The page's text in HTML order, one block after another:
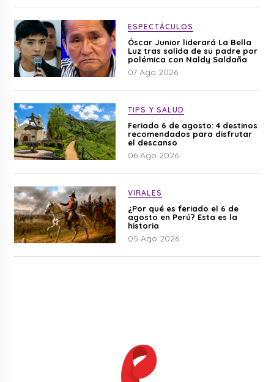
ESPECTÁCULOS
Óscar Junior liderará La Bella
Luz tras salida de su padre por
polémica con Naldy Saldaña
07 Ago 2026
TIPS Y SALUD
Feriado 6 de agosto: 4 destinos
recomendados para disfrutar
el descanso
06 Ago 2026
VIRALES
¿Por qué es feriado el 6 de
agosto en Perú? Esta es la
historia
05 Ago 2026